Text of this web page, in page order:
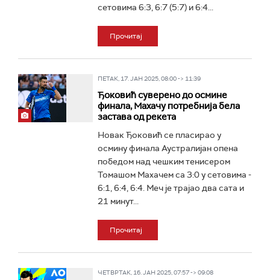
сетовима 6:3, 6:7 (5:7) и 6:4...
Прочитај
ПЕТАК, 17. ЈАН 2025, 08:00 -> 11:39
Ђоковић суверено до осмине
финала, Махачу потребнија бела
застава од рекета
Новак Ђоковић се пласирао у
осмину финала Аустралијан опена
победом над чешким тенисером
Томашом Махачем са 3:0 у сетовима -
6:1, 6:4, 6:4. Меч је трајао два сата и
21 минут...
Прочитај
ЧЕТВРТАК, 16. ЈАН 2025, 07:57 -> 09:08